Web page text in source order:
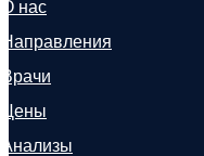
О нас
Направления
Врачи
Цены
Анализы